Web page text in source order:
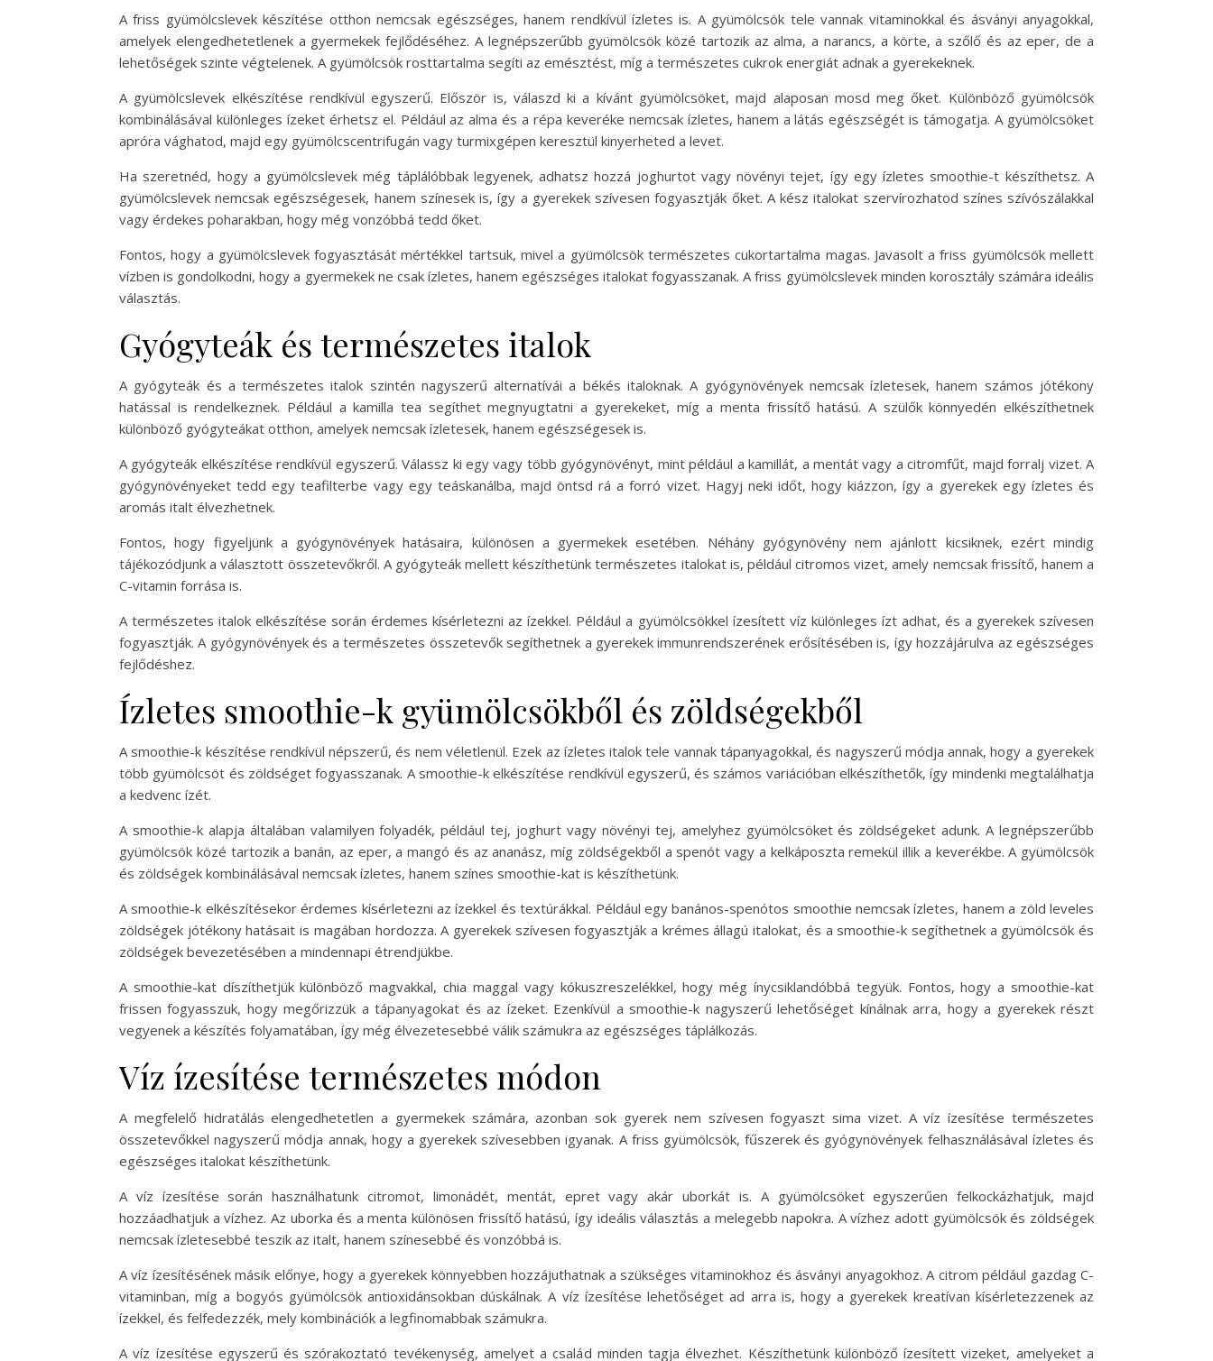
A friss gyümölcslevek készítése otthon nemcsak egészséges, hanem rendkívül ízletes is. A gyümölcsök tele vannak vitaminokkal és ásványi anyagokkal,
amelyek elengedhetetlenek a gyermekek fejlődéséhez. A legnépszerűbb gyümölcsök közé tartozik az alma, a narancs, a körte, a szőlő és az eper, de a
lehetőségek szinte végtelenek. A gyümölcsök rosttartalma segíti az emésztést, míg a természetes cukrok energiát adnak a gyerekeknek.
A gyümölcslevek elkészítése rendkívül egyszerű. Először is, válaszd ki a kívánt gyümölcsöket, majd alaposan mosd meg őket. Különböző gyümölcsök
kombinálásával különleges ízeket érhetsz el. Például az alma és a répa keveréke nemcsak ízletes, hanem a látás egészségét is támogatja. A gyümölcsöket
apróra vághatod, majd egy gyümölcscentrifugán vagy turmixgépen keresztül kinyerheted a levet.
Ha szeretnéd, hogy a gyümölcslevek még táplálóbbak legyenek, adhatsz hozzá joghurtot vagy növényi tejet, így egy ízletes smoothie-t készíthetsz. A
gyümölcslevek nemcsak egészségesek, hanem színesek is, így a gyerekek szívesen fogyasztják őket. A kész italokat szervírozhatod színes szívószálakkal
vagy érdekes poharakban, hogy még vonzóbbá tedd őket.
Fontos, hogy a gyümölcslevek fogyasztását mértékkel tartsuk, mivel a gyümölcsök természetes cukortartalma magas. Javasolt a friss gyümölcsök mellett
vízben is gondolkodni, hogy a gyermekek ne csak ízletes, hanem egészséges italokat fogyasszanak. A friss gyümölcslevek minden korosztály számára ideális
választás.
Gyógyteák és természetes italok
A gyógyteák és a természetes italok szintén nagyszerű alternatívái a békés italoknak. A gyógynövények nemcsak ízletesek, hanem számos jótékony
hatással is rendelkeznek. Például a kamilla tea segíthet megnyugtatni a gyerekeket, míg a menta frissítő hatású. A szülők könnyedén elkészíthetnek
különböző gyógyteákat otthon, amelyek nemcsak ízletesek, hanem egészségesek is.
A gyógyteák elkészítése rendkívül egyszerű. Válassz ki egy vagy több gyógynövényt, mint például a kamillát, a mentát vagy a citromfűt, majd forralj vizet. A
gyógynövényeket tedd egy teafilterbe vagy egy teáskanálba, majd öntsd rá a forró vizet. Hagyj neki időt, hogy kiázzon, így a gyerekek egy ízletes és
aromás italt élvezhetnek.
Fontos, hogy figyeljünk a gyógynövények hatásaira, különösen a gyermekek esetében. Néhány gyógynövény nem ajánlott kicsiknek, ezért mindig
tájékozódjunk a választott összetevőkről. A gyógyteák mellett készíthetünk természetes italokat is, például citromos vizet, amely nemcsak frissítő, hanem a
C-vitamin forrása is.
A természetes italok elkészítése során érdemes kísérletezni az ízekkel. Például a gyümölcsökkel ízesített víz különleges ízt adhat, és a gyerekek szívesen
fogyasztják. A gyógynövények és a természetes összetevők segíthetnek a gyerekek immunrendszerének erősítésében is, így hozzájárulva az egészséges
fejlődéshez.
Ízletes smoothie-k gyümölcsökből és zöldségekből
A smoothie-k készítése rendkívül népszerű, és nem véletlenül. Ezek az ízletes italok tele vannak tápanyagokkal, és nagyszerű módja annak, hogy a gyerekek
több gyümölcsöt és zöldséget fogyasszanak. A smoothie-k elkészítése rendkívül egyszerű, és számos variációban elkészíthetők, így mindenki megtalálhatja
a kedvenc ízét.
A smoothie-k alapja általában valamilyen folyadék, például tej, joghurt vagy növényi tej, amelyhez gyümölcsöket és zöldségeket adunk. A legnépszerűbb
gyümölcsök közé tartozik a banán, az eper, a mangó és az ananász, míg zöldségekből a spenót vagy a kelkáposzta remekül illik a keverékbe. A gyümölcsök
és zöldségek kombinálásával nemcsak ízletes, hanem színes smoothie-kat is készíthetünk.
A smoothie-k elkészítésekor érdemes kísérletezni az ízekkel és textúrákkal. Például egy banános-spenótos smoothie nemcsak ízletes, hanem a zöld leveles
zöldségek jótékony hatásait is magában hordozza. A gyerekek szívesen fogyasztják a krémes állagú italokat, és a smoothie-k segíthetnek a gyümölcsök és
zöldségek bevezetésében a mindennapi étrendjükbe.
A smoothie-kat díszíthetjük különböző magvakkal, chia maggal vagy kókuszreszelékkel, hogy még ínycsiklandóbbá tegyük. Fontos, hogy a smoothie-kat
frissen fogyasszuk, hogy megőrizzük a tápanyagokat és az ízeket. Ezenkívül a smoothie-k nagyszerű lehetőséget kínálnak arra, hogy a gyerekek részt
vegyenek a készítés folyamatában, így még élvezetesebbé válik számukra az egészséges táplálkozás.
Víz ízesítése természetes módon
A megfelelő hidratálás elengedhetetlen a gyermekek számára, azonban sok gyerek nem szívesen fogyaszt sima vizet. A víz ízesítése természetes
összetevőkkel nagyszerű módja annak, hogy a gyerekek szívesebben igyanak. A friss gyümölcsök, fűszerek és gyógynövények felhasználásával ízletes és
egészséges italokat készíthetünk.
A víz ízesítése során használhatunk citromot, limonádét, mentát, epret vagy akár uborkát is. A gyümölcsöket egyszerűen felkockázhatjuk, majd
hozzáadhatjuk a vízhez. Az uborka és a menta különösen frissítő hatású, így ideális választás a melegebb napokra. A vízhez adott gyümölcsök és zöldségek
nemcsak ízletesebbé teszik az italt, hanem színesebbé és vonzóbbá is.
A víz ízesítésének másik előnye, hogy a gyerekek könnyebben hozzájuthatnak a szükséges vitaminokhoz és ásványi anyagokhoz. A citrom például gazdag C-
vitaminban, míg a bogyós gyümölcsök antioxidánsokban dúskálnak. A víz ízesítése lehetőséget ad arra is, hogy a gyerekek kreatívan kísérletezzenek az
ízekkel, és felfedezzék, mely kombinációk a legfinomabbak számukra.
A víz ízesítése egyszerű és szórakoztató tevékenység, amelyet a család minden tagja élvezhet. Készíthetünk különböző ízesített vizeket, amelyeket a